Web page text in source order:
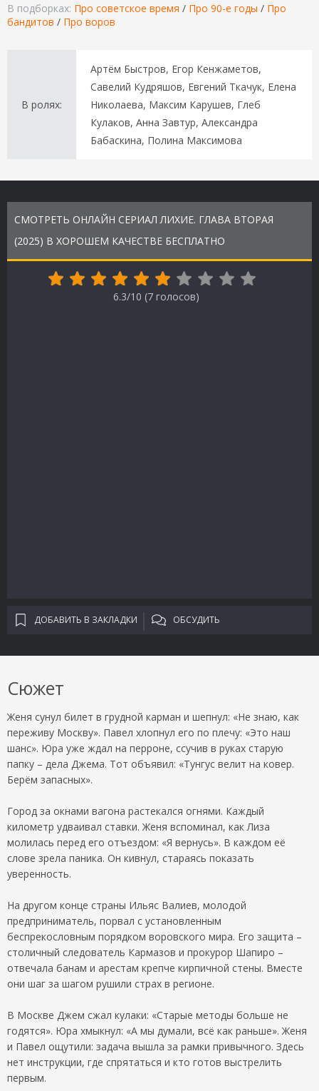
В подборках: Про советское время / Про 90-е годы / Про
бандитов / Про воров
В ролях:
Артём Быстров, Егор Кенжаметов,
Савелий Кудряшов, Евгений Ткачук, Елена
Николаева, Максим Карушев, Глеб
Кулаков, Анна Завтур, Александра
Бабаскина, Полина Максимова
СМОТРЕТЬ ОНЛАЙН СЕРИАЛ ЛИХИЕ. ГЛАВА ВТОРАЯ
(2025) В ХОРОШЕМ КАЧЕСТВЕ БЕСПЛАТНО
6.3/10 (7голосов)
ДОБАВИТЬ В ЗАКЛАДКИ ОБСУДИТЬ
Сюжет
Женя сунул билет в грудной карман и шепнул: «Не знаю, как
переживу Москву». Павел хлопнул его по плечу: «Это наш
шанс». Юра уже ждал на перроне, ссучив в руках старую
папку – дела Джема. Тот объявил: «Тунгус велит на ковер.
Берём запасных».
Город за окнами вагона растекался огнями. Каждый
километр удваивал ставки. Женя вспоминал, как Лиза
молилась перед его отъездом: «Я вернусь». В каждом её
слове зрела паника. Он кивнул, стараясь показать
уверенность.
На другом конце страны Ильяс Валиев, молодой
предприниматель, порвал с установленным
беспрекословным порядком воровского мира. Его защита –
столичный следователь Кармазов и прокурор Шапиро –
отвечала банам и арестам крепче кирпичной стены. Вместе
они шаг за шагом рушили страх в регионе.
В Москве Джем сжал кулаки: «Старые методы больше не
годятся». Юра хмыкнул: «А мы думали, всё как раньше». Женя
и Павел ощутили: задача вышла за рамки привычного. Здесь
нет инструкции, где спрятаться и кто готов выстрелить
первым.